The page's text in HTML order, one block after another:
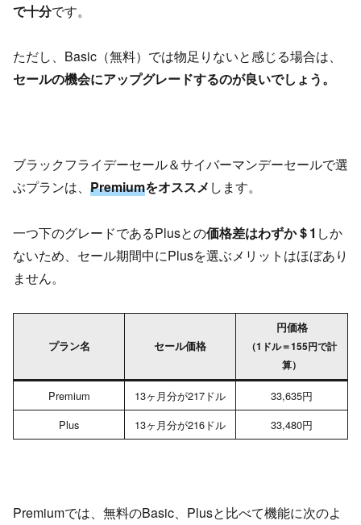
で十分です。
ただし、Basic（無料）では物足りないと感じる場合は、
セールの機会にアップグレードするのが良いでしょう。
ブラックフライデーセール＆サイバーマンデーセールで選
ぶプランは、 Premiumをオススメ します。
一つ下のグレードであるPlusとの価格差はわずか＄1 しか
ないため、セール期間中にPlusを選ぶメリットはほぼあり
ません。
プラン名 セール価格
円価格
（1ドル＝155円で計
算）
Premium 13ヶ月分が217ドル
33,635円
Plus
13ヶ月分が216ドル 33,480円
Premiumでは、無料のBasic、Plusと比べて機能に次のよ